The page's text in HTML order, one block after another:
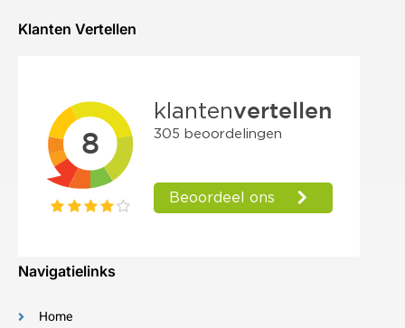
Klanten Vertellen
Navigatielinks
Home